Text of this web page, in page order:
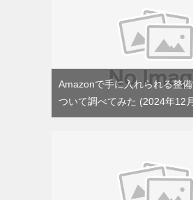
Amazonで手に入れられる整
ついて調べてみた
2024年12